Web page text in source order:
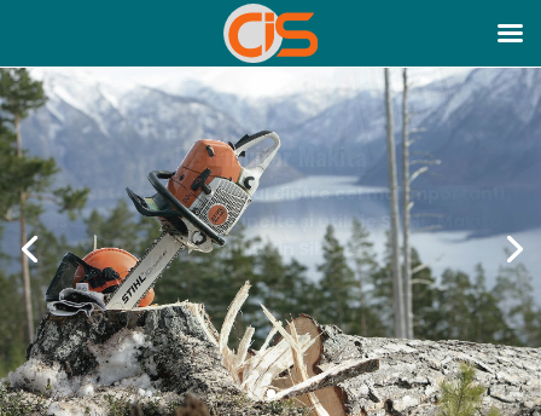
Distribuitor Stihl
CON Instal Serv vă stă la dispoziție pentru
reparație oricărui tip de utilaj
Contact